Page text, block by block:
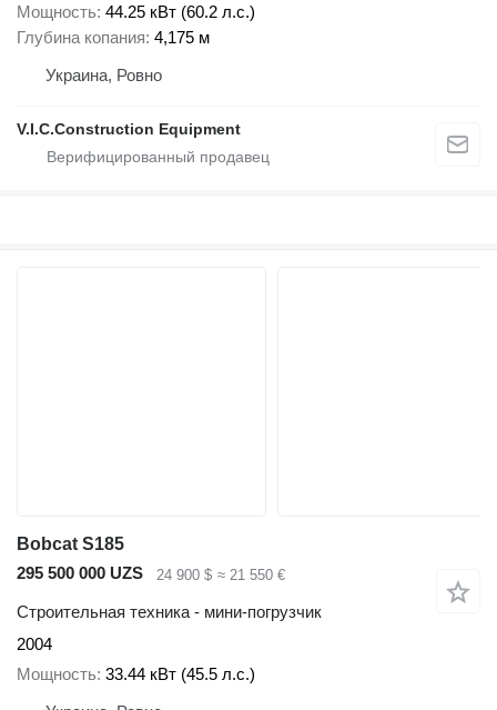
Мощность 44.25 кВт (60.2 л.с.)
Глубина копания 4,175 м
Украина, Ровно
V.I.C.Construction Equipment
Bobcat S185
295 500 000 UZS
24 900 $ ≈ 21 550 €
Строительная техника - мини-погрузчик
2004
Мощность 33.44 кВт (45.5 л.с.)